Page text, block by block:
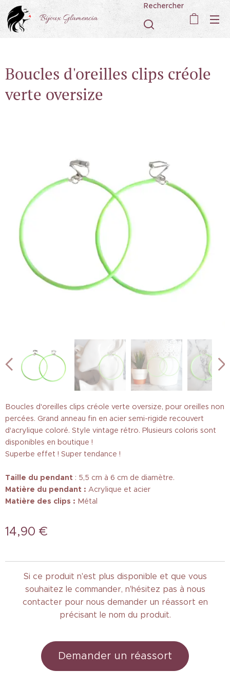
Bijoux Glamencia
Rechercher
Boucles d'oreilles clips créole
verte oversize
Boucles d'oreilles clips créole verte oversize, pour oreilles non
percées. Grand anneau fin en acier semi-rigide recouvert
d'acrylique coloré. Style vintage rétro. Plusieurs coloris sont
disponibles en boutique !
Superbe effet ! Super tendance !
Taille du pendant : 5,5 cm à 6 cm de diamètre.
Matière du pendant : Acrylique et acier
Matière des clips : Métal
14,90 €
Si ce produit n'est plus disponible et que vous
souhaitez le commander, n'hésitez pas à nous
contacter pour nous demander un réassort en
précisant le nom du produit.
Demander un réassort